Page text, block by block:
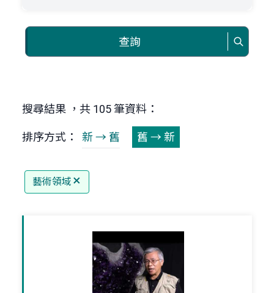
查詢
搜尋結果 ，共 105 筆資料：
排序方式： 新 → 舊 舊 → 新
藝術領域